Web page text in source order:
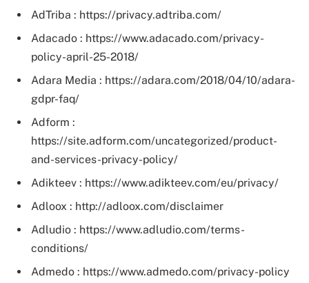
AdTriba : https://privacy.adtriba.com/
Adacado : https://www.adacado.com/privacy-
policy-april-25-2018/
Adara Media : https://adara.com/2018/04/10/adara-
gdpr-faq/
Adform :
https://site.adform.com/uncategorized/product-
and-services-privacy-policy/
Adikteev : https://www.adikteev.com/eu/privacy/
Adloox : http://adloox.com/disclaimer
Adludio : https://www.adludio.com/terms-
conditions/
Admedo : https://www.admedo.com/privacy-policy